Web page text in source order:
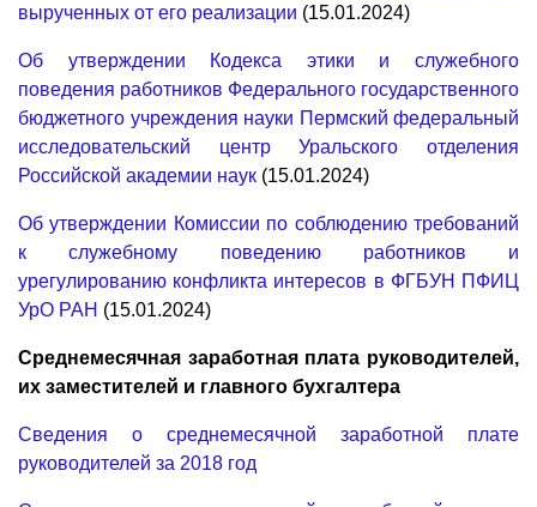
вырученных от его реализации (15.01.2024)
Об утверждении Кодекса этики и служебного
поведения работников Федерального государственного
бюджетного учреждения науки Пермский федеральный
исследовательский центр Уральского отделения
Российской академии наук (15.01.2024)
Об утверждении Комиссии по соблюдению требований
к служебному поведению работников и
урегулированию конфликта интересов в ФГБУН ПФИЦ
УрО РАН (15.01.2024)
Среднемесячная заработная плата руководителей,
их заместителей и главного бухгалтера
Сведения о среднемесячной заработной плате
руководителей за 2018 год